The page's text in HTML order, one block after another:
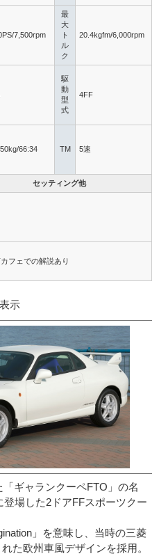
7,500rpm
最
大
ト
ル
ク
20.4kgfm/6,000rpm
駆
動
型
式
4FF
66:34 TM 5速
セッティング他
フェでの解説あり
示
ギャランクーペFTO」の名
場した2ドアFFスポーツクー
」を意味し、当時の三菱
た欧州車風デザインを採用。